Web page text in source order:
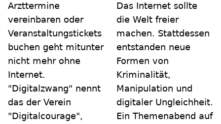
Arzttermine
vereinbaren oder
Veranstaltungstickets
buchen geht mitunter
nicht mehr ohne
Internet.
"Digitalzwang" nennt
das der Verein
"Digitalcourage",
Das Internet sollte
die Welt freier
machen. Stattdessen
entstanden neue
Formen von
Kriminalität,
Manipulation und
digitaler Ungleichheit.
Ein Themenabend auf